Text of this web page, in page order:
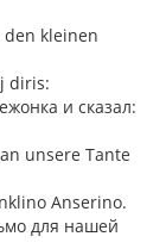
kleinen
diris:
и сказал:
unsere Tante
Anserino.
для нашей